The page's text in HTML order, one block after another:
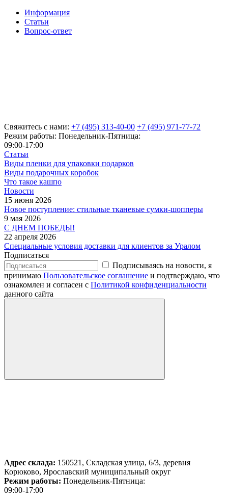
Информация
Статьи
Вопрос-ответ
Свяжитесь с нами: +7 (495) 313-40-00 +7 (495) 971-77-72
Режим работы: Понедельник-Пятница:
09:00-17:00
Статьи
Виды пленки для упаковки подарков
Виды подарочных коробок
Что такое кашпо
Новости
15 июня 2026
Новое поступление: стильные тканевые сумки-шопперы
9 мая 2026
С ДНЕМ ПОБЕДЫ!
22 апреля 2026
Специальные условия доставки для клиентов за Уралом
Подписаться
Подписываясь на новости, я
принимаю Пользовательское соглашение и подтверждаю, что
ознакомлен и согласен с Политикой конфиденциальности
данного сайта
Адрес склада: 150521, Складская улица, 6/3, деревня
Корюково, Ярославский муниципальный округ
Режим работы: Понедельник-Пятница:
09:00-17:00